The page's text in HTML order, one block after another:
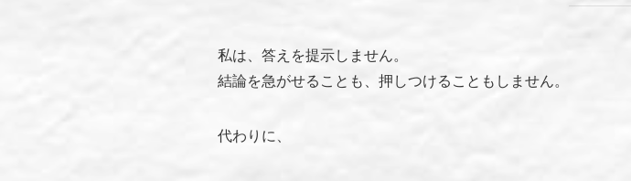
私は、答えを提示しません。
結論を急がせることも、押しつけることもしません。
代わりに、